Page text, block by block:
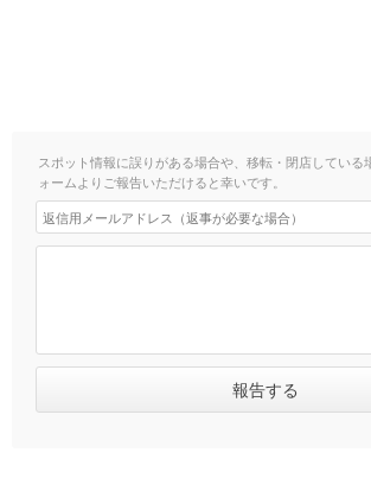
スポット情報に誤りがある場合や、移転・閉店している
ォームよりご報告いただけると幸いです。